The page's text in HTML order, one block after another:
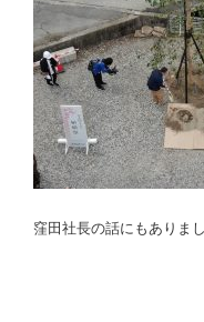
窪田社長の話にもありま